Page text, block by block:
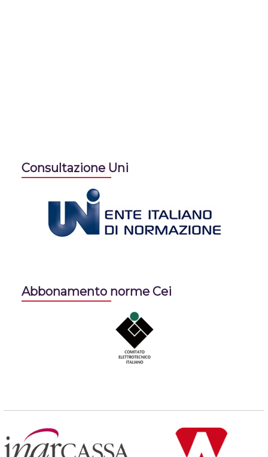
Consultazione Uni
Abbonamento norme Cei